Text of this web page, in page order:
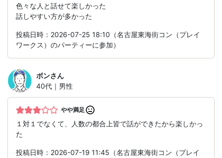
色々な人と話せて楽しかった
話しやすい方が多かった
投稿日時：2026-07-25 18:10（名古屋東海街コン（プレイ
ワークス）のパーティーに参加）
ボンさん
40代｜男性
やや満足
１対１でなくて、人数の都合上皆で話ができたから楽しかっ
た
投稿日時：2026-07-19 11:45（名古屋東海街コン（プレイ